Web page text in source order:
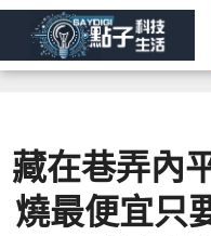
藏在巷弄內
燒最便宜只